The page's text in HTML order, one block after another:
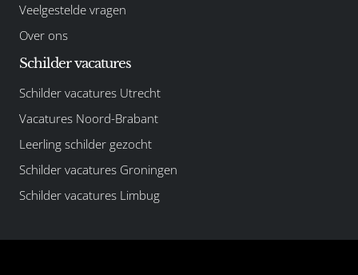
Veelgestelde vragen
Over ons
Schilder vacatures
Schilder vacatures Utrecht
Vacatures Noord-Brabant
Leerling schilder gezocht
Schilder vacatures Groningen
Schilder vacatures Limbug